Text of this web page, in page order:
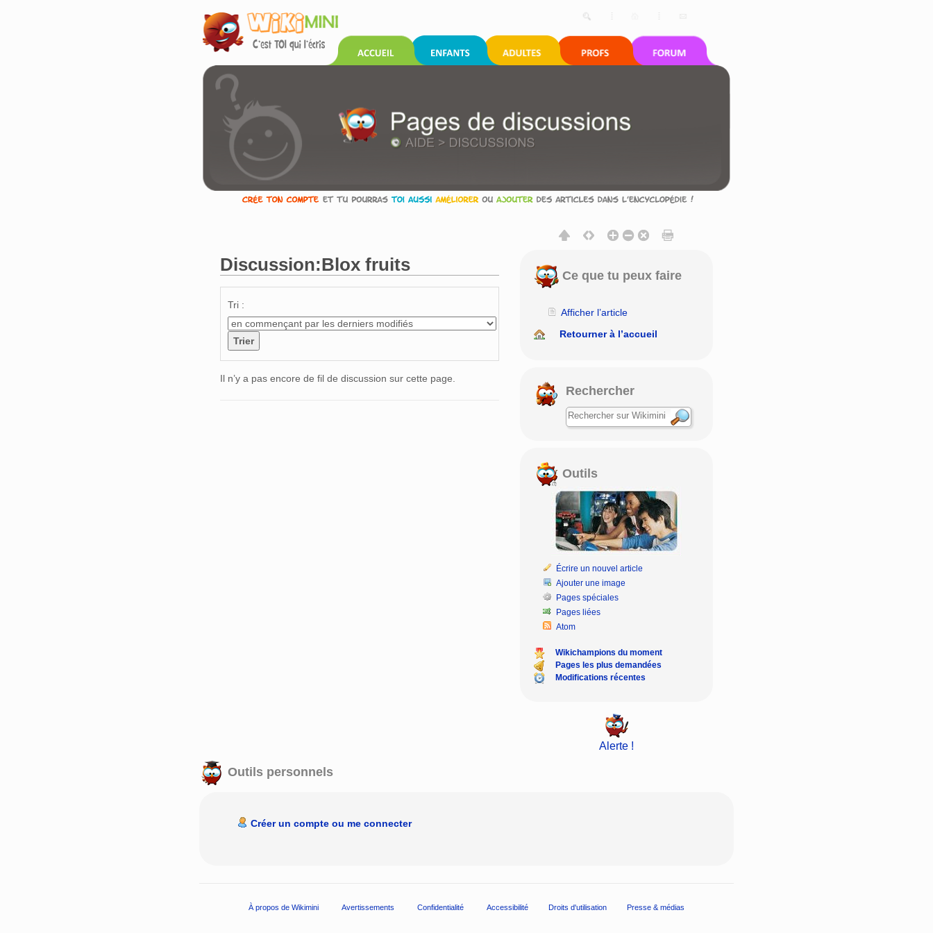
Discussion:Blox fruits
Tri :
Il n’y a pas encore de fil de discussion sur cette page.
Ce que tu peux faire
Afficher l’article
Retourner à l’accueil
Rechercher
Outils
Écrire un nouvel article
Ajouter une image
Pages spéciales
Pages liées
Atom
Wikichampions du moment
Pages les plus demandées
Modifications récentes
Alerte !
Outils personnels
Créer un compte ou me connecter
À propos de Wikimini Avertissements Confidentialité Accessibilité Droits d'utilisation Presse & médias